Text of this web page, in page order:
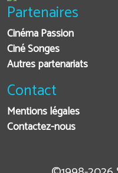
Partenaires
Cinéma Passion
Ciné Songes
Autres partenariats
Contact
Mentions légales
Contactez-nous